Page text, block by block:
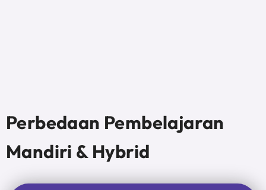
Perbedaan Pembelajaran
Mandiri & Hybrid